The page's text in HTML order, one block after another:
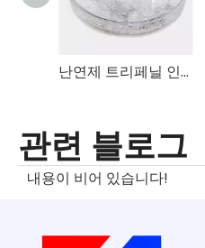
난연제 트리페닐 인산염 TPP
관련 블로그
내용이 비어 있습니다!